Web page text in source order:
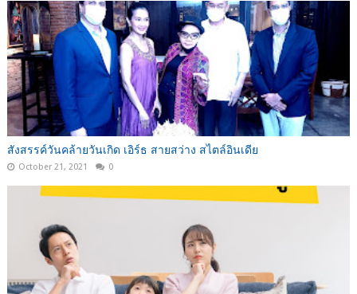
สังสรรค์วันคล้ายวันเกิด เอิร์ธ สายสว่าง สไตล์อินเดีย
October 21, 2021 0